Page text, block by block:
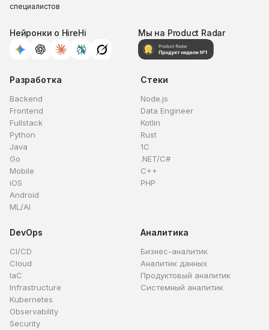
специалистов
Нейронки о HireHi Мы на Product Radar
Разработка
Backend
Frontend
Fullstack
Python
Java
Go
Mobile
iOS
Android
ML/AI
Стеки
Node.js
Data Engineer
Kotlin
Rust
1C
.NET/C#
C++
PHP
DevOps
CI/CD
Cloud
IaC
Infrastructure
Kubernetes
Observability
Security
Аналитика
Бизнес-аналитик
Аналитик данных
Продуктовый аналитик
Системный аналитик